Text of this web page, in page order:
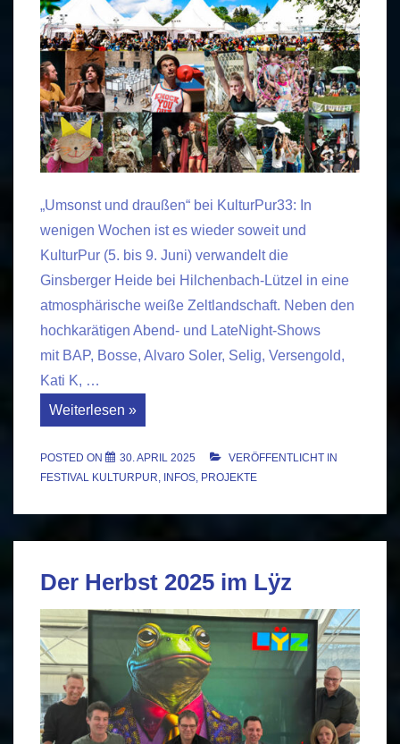
„Umsonst und draußen“ bei KulturPur33: In
wenigen Wochen ist es wieder soweit und
KulturPur (5. bis 9. Juni) verwandelt die
Ginsberger Heide bei Hilchenbach-Lützel in eine
atmosphärische weiße Zeltlandschaft. Neben den
hochkarätigen Abend- und LateNight-Shows
mit BAP, Bosse, Alvaro Soler, Selig, Versengold,
Kati K, …
KulturPur33:
Festivalzeitung
Weiterlesen »
POSTED ON 30. APRIL 2025
VERÖFFENTLICHT IN
FESTIVAL KULTURPUR, INFOS, PROJEKTE
Der Herbst 2025 im Lÿz